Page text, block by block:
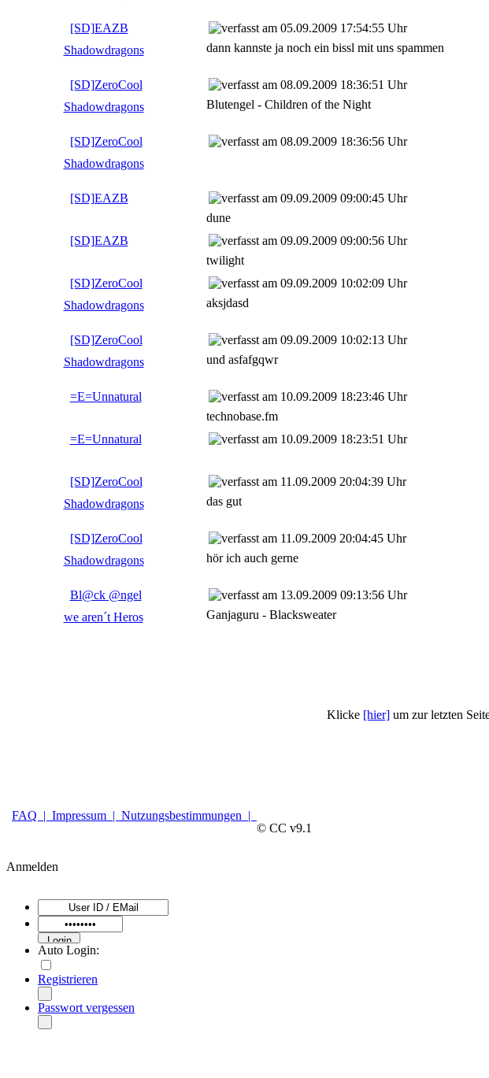
[SD]EAZB 05.09.2009 17:54:55 Uhr
Shadowdragons
dann kannste ja noch ein bissl mit uns spammen
[SD]ZeroCool 08.09.2009 18:36:51 Uhr
Shadowdragons
Blutengel - Children of the Night
[SD]ZeroCool 08.09.2009 18:36:56 Uhr
Shadowdragons
[SD]EAZB 09.09.2009 09:00:45 Uhr
dune
[SD]EAZB
09.09.2009 09:00:56 Uhr
twilight
[SD]ZeroCool
09.09.2009 10:02:09 Uhr
Shadowdragons
aksjdasd
[SD]ZeroCool 09.09.2009 10:02:13 Uhr
Shadowdragons
und asfafgqwr
=E=Unnatural 10.09.2009 18:23:46 Uhr
technobase.fm
=E=Unnatural
10.09.2009 18:23:51 Uhr
[SD]ZeroCool 11.09.2009 20:04:39 Uhr
Shadowdragons
das gut
[SD]ZeroCool 11.09.2009 20:04:45 Uhr
Shadowdragons
hör ich auch gerne
Bl@ck @ngel 13.09.2009 09:13:56 Uhr
we aren´t Heros
Ganjaguru - Blacksweater
Klicke [hier] um zur letzten
FAQ | Impressum | Nutzungsbestimmungen |
© CC v9.1
Anmelden
Auto Login:
Registrieren
Passwort vergessen